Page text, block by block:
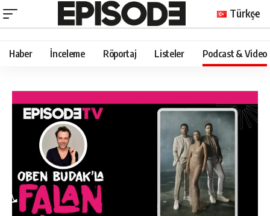
Türkçe
Haber İnceleme Röportaj Listeler Podcast & Video